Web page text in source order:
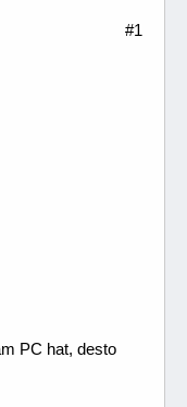
#1
PC hat, desto